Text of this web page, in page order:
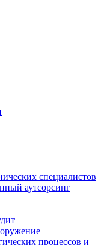
специалистов
аутсорсинг
процессов и